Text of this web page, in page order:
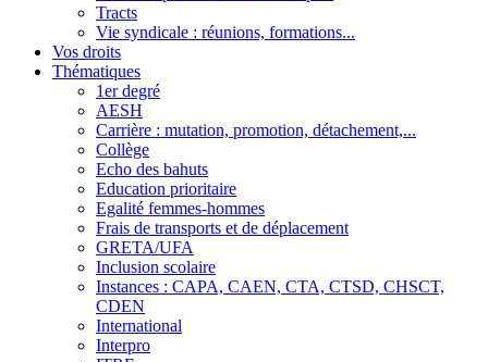
Tracts
Vie syndicale : réunions, formations...
Vos droits
Thématiques
1er degré
AESH
Carrière : mutation, promotion, détachement,...
Collège
Echo des bahuts
Education prioritaire
Egalité femmes-hommes
Frais de transports et de déplacement
GRETA/UFA
Inclusion scolaire
Instances : CAPA, CAEN, CTA, CTSD, CHSCT,
CDEN
International
Interpro